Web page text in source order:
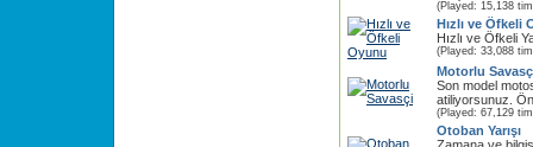
(Played: 15,138
Hızlı ve Öfkeli
Hızlı ve Öfkeli
(Played: 33,088
Motorlu
Son model
atiliyorsunuz.
(Played: 67,129
Otoban Yarışı